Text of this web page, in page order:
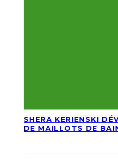
SHERA KERIENSKI
DE MAILLOTS DE